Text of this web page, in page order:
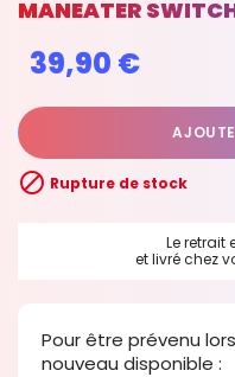
MANEATER
39,90 €
 Rupture de stock
Le retrait
et livré chez
Pour être prévenu
nouveau disponible :